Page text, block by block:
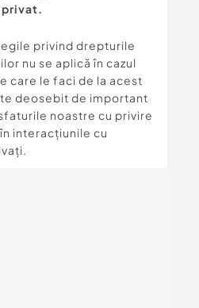
privat.
privind drepturile
nu se aplică în cazul
care le faci de la acest
deosebit de important
noastre cu privire
interacțiunile cu